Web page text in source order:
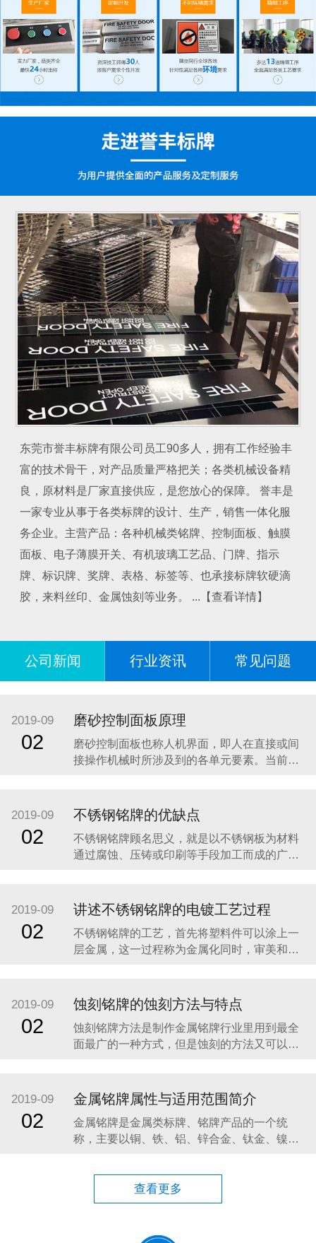
东莞市誉丰标牌有限公司员工90多人，拥有工作经验丰
富的技术骨干，对产品质量严格把关；各类机械设备精
良，原材料是厂家直接供应，是您放心的保障。 誉丰是
一家专业从事于各类标牌的设计、生产，销售一体化服
务企业。主营产品：各种机械类铭牌、控制面板、触膜
面板、电子薄膜开关、有机玻璃工艺品、门牌、指示
牌、标识牌、奖牌、表格、标签等、也承接标牌软硬滴
胶，来料丝印、金属蚀刻等业务。 ...【查看详情】
公司新闻 行业资讯 常见问题
2019-09
02
磨砂控制面板原理
磨砂控制面板也称人机界面，即人在直接或间
接操作机械时所涉及到的各单元要素。当前，
的纽带，直接影响到机械的工作效率、操作的
安全性、准确性和可靠性等等，因此人机界面
设计是机械设计中的一个重要环节。目前机械
设计中仅注
2019-09
02
不锈钢铭牌的优缺点
不锈钢铭牌顾名思义，就是以不锈钢板为材料
通过腐蚀、压铸或印刷等手段加工而成的广告
观、线条清晰、深度合适、底面平整、色彩饱
满、拉丝均匀、表面色泽一致等特点。下面介
绍一下不锈钢铭牌的相关知识。 不锈钢是一
2019-09
02
讲述不锈钢铭牌的电镀工艺过程
不锈钢铭牌的工艺，首先将塑料件可以涂上一
层金属，这一过程称为金属化同时，审美和机
电性，这是不塑性的本质特征，往往是通过金
属化。金属塑料部件类似的应用程序使用金属
镀零件，但往往在体重较低，具有较高的耐腐
蚀性，虽然不是在
2019-09
02
蚀刻铭牌的蚀刻方法与特点
蚀刻铭牌方法是制作金属铭牌行业里用到最全
面最广的一种方式，但是蚀刻的方法又可以分
化学溶液，经由化学反应以达到蚀刻的目的，
化学蚀刻机是将材料用化学反应或物理撞击作
用而移除的技术。电蚀刻技术也称为机器
2019-09
02
金属铭牌属性与适用范围简介
金属铭牌是金属类标牌、铭牌产品的一个统
称，主要以铜、铁、铝、锌合金、钛金、镍、
制作而成。下面给大家介绍几种金属标牌属性
及适用范围： 一.铝标牌具有极好的精美性：铝
样化，容易着色
查看更多